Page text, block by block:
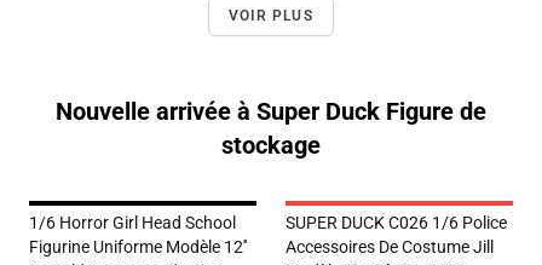
VOIR PLUS
Nouvelle arrivée à Super Duck Figure de
stockage
1/6 Horror Girl Head School
Figurine Uniforme Modèle 12''
SUPER DUCK C026 1/6 Police
Accessoires De Costume Jill